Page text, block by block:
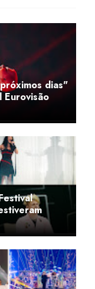
dias"
Eurovisão